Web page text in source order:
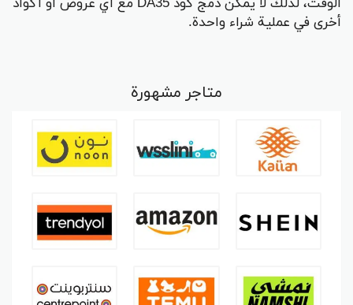
الوقت، لذلك لا يمكن دمج كود DA35 مع أي عروض أو أكواد
أخرى في عملية شراء واحدة.
متاجر مشهورة